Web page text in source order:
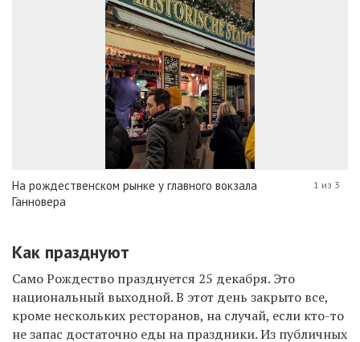
На рождественском рынке у главного вокзала
Ганновера
1 из 3
Как празднуют
Само Рождество празднуется 25 декабря. Это
национальный выходной. В этот день закрыто все,
кроме нескольких ресторанов, на случай, если кто-то
не запас достаточно еды на праздники. Из публичных